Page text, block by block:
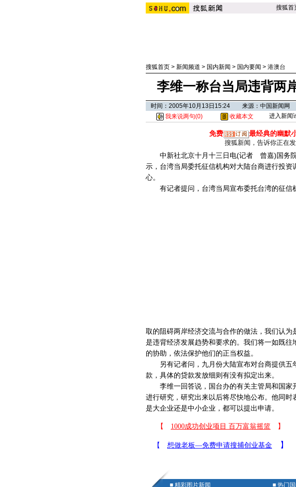
搜狐首
搜狐首页> 新闻频道 > 国内新闻 > 国内要闻 > 港澳台
李维一称台当局违背两
时间：2005年10月13日15:24 来源：中国新闻网
我来说两句(0) 收藏本文 进入新闻
免费 最经典的幽默
搜狐新闻，告诉你正在发
中新社北京十月十三日电(记者 曾嘉)国务院
示，台湾当局委托征信机构对大陆台商进行投
心。
有记者提问，台湾当局宣布委托台湾的征信
取的阻碍两岸经济交流与合作的做法，我们认
是违背经济发展趋势和要求的。我们将一如既
的协助，依法保护他们的正当权益。
另有记者问，九月份大陆宣布对台商提供五
款，具体的贷款发放细则有没有拟定出来。
李维一回答说，国台办的有关主管局和国家
进行研究，研究出来以后将尽快地公布。他同
是大企业还是中小企业，都可以提出申请。
■ 精彩图片新闻 ■ 热门